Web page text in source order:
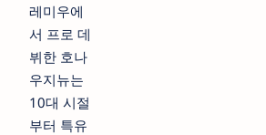
레미우에
서 프로 데
뷔한 호나
우지뉴는
10대 시절
부터 특유